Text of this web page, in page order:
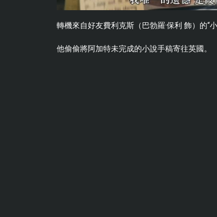
轉機來自好友費利克斯（巴勃羅·保利 飾）的“
他偷偷將阿加特未完成的小說手稿寄往英國。